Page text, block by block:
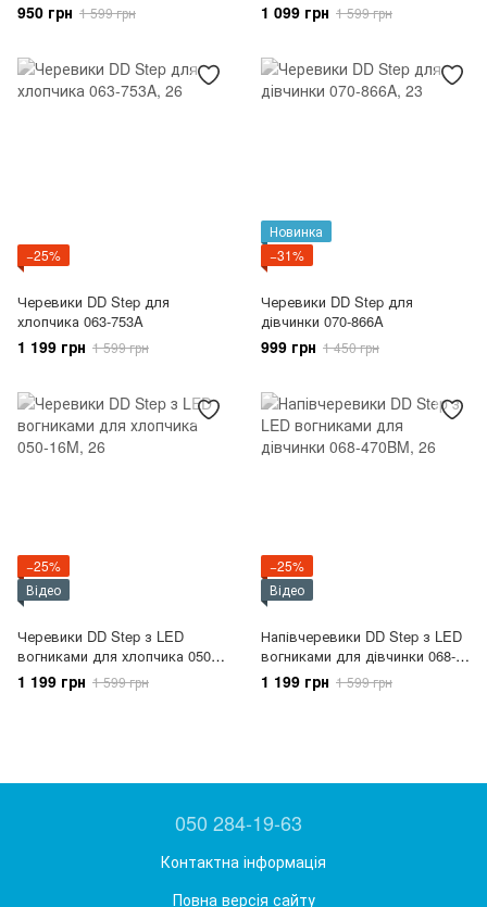
950 грн 1 599 грн 1 099 грн 1 599 грн
−25%
Черевики DD Step для
хлопчика 063-753A
1 199 грн 1 599 грн
Новинка
−31%
Черевики DD Step для
дівчинки 070-866A
999 грн 1 450 грн
−25%
Відео
Черевики DD Step з LED
вогниками для хлопчика 050-
16M
1 199 грн 1 599 грн
−25%
Відео
Напівчеревики DD Step з LED
вогниками для дівчинки 068-
470BM
1 199 грн 1 599 грн
050 284-19-63
Контактна інформація
Повна версія сайту